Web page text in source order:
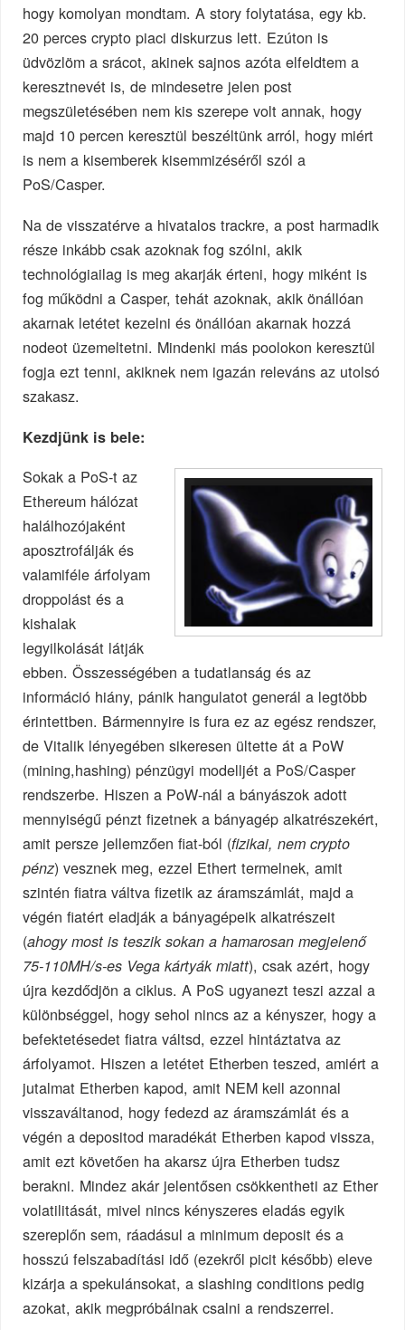
hogy komolyan mondtam. A story folytatása, egy kb.
20 perces crypto piaci diskurzus lett. Ezúton is
üdvözlöm a srácot, akinek sajnos azóta elfeldtem a
keresztnevét is, de mindesetre jelen post
megszületésében nem kis szerepe volt annak, hogy
majd 10 percen keresztül beszéltünk arról, hogy miért
is nem a kisemberek kisemmizéséről szól a
PoS/Casper.
Na de visszatérve a hivatalos trackre, a post harmadik
része inkább csak azoknak fog szólni, akik
technológiailag is meg akarják érteni, hogy miként is
fog működni a Casper, tehát azoknak, akik önállóan
akarnak letétet kezelni és önállóan akarnak hozzá
nodeot üzemeltetni. Mindenki más poolokon keresztül
fogja ezt tenni, akiknek nem igazán releváns az utolsó
szakasz.
Kezdjünk is bele:
Sokak a PoS-t az
Ethereum hálózat
halálhozójaként
aposztrofálják és
valamiféle árfolyam
droppolást és a
kishalak
legyilkolását látják
ebben. Összességében a tudatlanság és az
információ hiány, pánik hangulatot generál a legtöbb
érintettben. Bármennyire is fura ez az egész rendszer,
de Vitalik lényegében sikeresen ültette át a PoW
(mining,hashing) pénzügyi modelljét a PoS/Casper
rendszerbe. Hiszen a PoW-nál a bányászok adott
mennyiségű pénzt fizetnek a bányagép alkatrészekért,
amit persze jellemzően fiat-ból (fizikai, nem crypto
pénz) vesznek meg, ezzel Ethert termelnek, amit
szintén fiatra váltva fizetik az áramszámlát, majd a
végén fiatért eladják a bányagépeik alkatrészeit
(ahogy most is teszik sokan a hamarosan megjelenő
75-110MH/s-es Vega kártyák miatt), csak azért, hogy
újra kezdődjön a ciklus. A PoS ugyanezt teszi azzal a
különbséggel, hogy sehol nincs az a kényszer, hogy a
befektetésedet fiatra váltsd, ezzel hintáztatva az
árfolyamot. Hiszen a letétet Etherben teszed, amiért a
jutalmat Etherben kapod, amit NEM kell azonnal
visszaváltanod, hogy fedezd az áramszámlát és a
végén a depositod maradékát Etherben kapod vissza,
amit ezt követően ha akarsz újra Etherben tudsz
berakni. Mindez akár jelentősen csökkentheti az Ether
volatilitását, mivel nincs kényszeres eladás egyik
szereplőn sem, ráadásul a minimum deposit és a
hosszú felszabadítási idő (ezekről picit később) eleve
kizárja a spekulánsokat, a slashing conditions pedig
azokat, akik megpróbálnak csalni a rendszerrel.